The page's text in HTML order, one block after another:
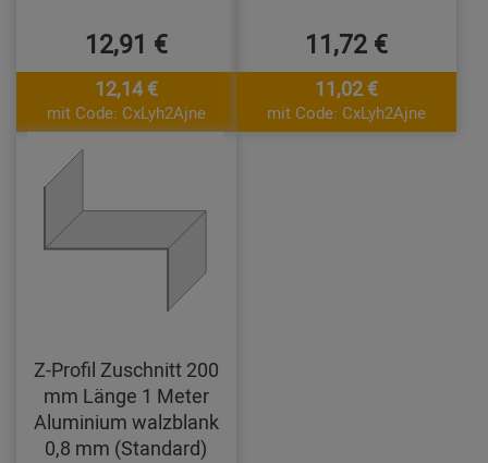
12,91 €
12,14 €
mit Code: CxLyh2Ajne
11,72 €
11,02 €
mit Code: CxLyh2Ajne
Z-Profil Zuschnitt 200
mm Länge 1 Meter
Aluminium walzblank
0,8 mm (Standard)